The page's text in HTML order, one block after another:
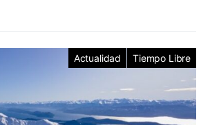
Actualidad Tiempo Libre